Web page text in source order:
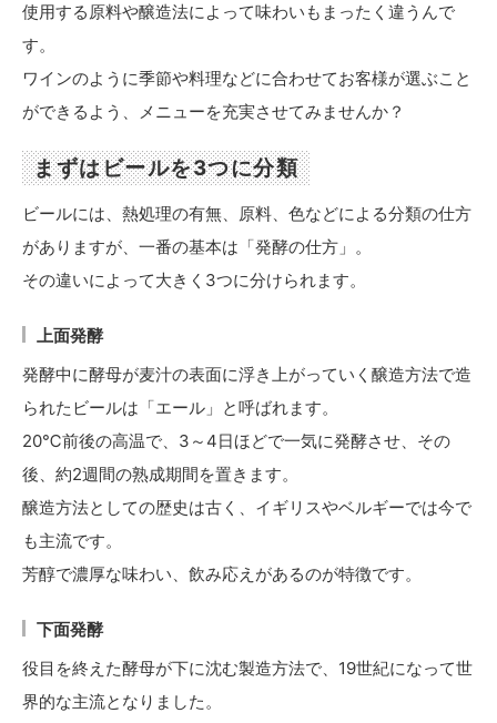
使用する原料や醸造法によって味わいもまったく違うんで
す。
ワインのように季節や料理などに合わせてお客様が選ぶこと
ができるよう、メニューを充実させてみませんか？
まずはビールを3つに分類
ビールには、熱処理の有無、原料、色などによる分類の仕方
がありますが、一番の基本は「発酵の仕方」。
その違いによって大きく3つに分けられます。
上面発酵
発酵中に酵母が麦汁の表面に浮き上がっていく醸造方法で造
られたビールは「エール」と呼ばれます。
20℃前後の高温で、3～4日ほどで一気に発酵させ、その
後、約2週間の熟成期間を置きます。
醸造方法としての歴史は古く、イギリスやベルギーでは今で
も主流です。
芳醇で濃厚な味わい、飲み応えがあるのが特徴です。
下面発酵
役目を終えた酵母が下に沈む製造方法で、19世紀になって世
界的な主流となりました。